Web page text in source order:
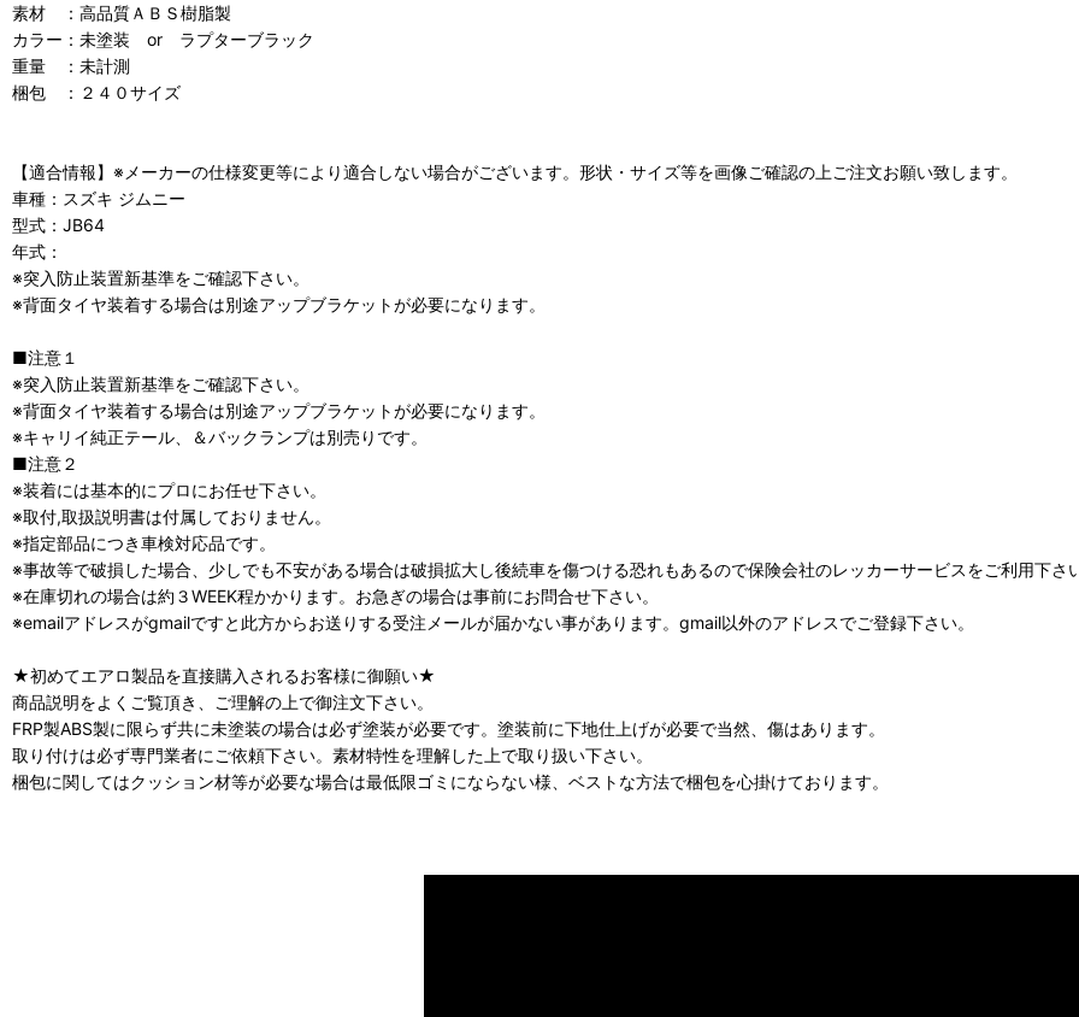
素材 ：高品質ＡＢＳ樹脂製
カラー：未塗装 or ラプターブラック
重量 ：未計測
梱包 ：２４０サイズ
【適合情報】※メーカーの仕様変更等により適合しない場合がございます。形状・サイズ等を画像ご確認の上ご注文お願い致します。
車種：スズキ ジムニー
型式：JB64
年式：
※突入防止装置新基準をご確認下さい。
※背面タイヤ装着する場合は別途アップブラケットが必要になります。
■注意１
※突入防止装置新基準をご確認下さい。
※背面タイヤ装着する場合は別途アップブラケットが必要になります。
※キャリイ純正テール、＆バックランプは別売りです。
■注意２
※装着には基本的にプロにお任せ下さい。
※取付,取扱説明書は付属しておりません。
※指定部品につき車検対応品です。
※事故等で破損した場合、少しでも不安がある場合は破損拡大し後続車を傷つける恐れもあるので保険会社のレッカーサービスをご利用下さ
※在庫切れの場合は約３WEEK程かかります。お急ぎの場合は事前にお問合せ下さい。
※emailアドレスがgmailですと此方からお送りする受注メールが届かない事があります。gmail以外のアドレスでご登録下さい。
★初めてエアロ製品を直接購入されるお客様に御願い★
商品説明をよくご覧頂き、ご理解の上で御注文下さい。
FRP製ABS製に限らず共に未塗装の場合は必ず塗装が必要です。塗装前に下地仕上げが必要で当然、傷はあります。
取り付けは必ず専門業者にご依頼下さい。素材特性を理解した上で取り扱い下さい。
梱包に関してはクッション材等が必要な場合は最低限ゴミにならない様、ベストな方法で梱包を心掛けております。